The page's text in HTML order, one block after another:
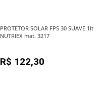
PROTETOR SOLAR FPS 30 SUAVE 1lt
NUTRIEX mat. 3217
R$ 122,30